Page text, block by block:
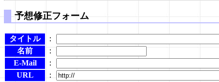
予想修正フォーム
タイトル
：
名前
：
E-Mail
：
URL
：